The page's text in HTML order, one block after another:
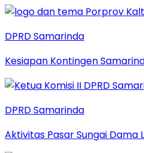
DPRD Samarinda
Kesiapan Kontingen
DPRD Samarinda
Aktivitas Pasar Sungai Dama